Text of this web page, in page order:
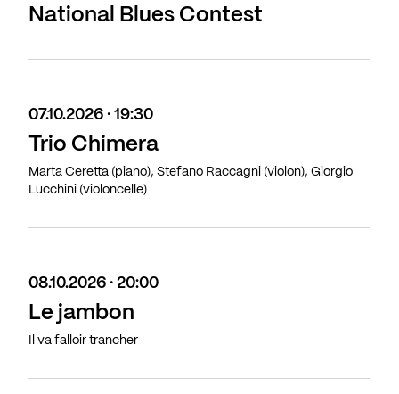
National Blues Contest
07.10.2026 · 19:30
Trio Chimera
Marta Ceretta (piano), Stefano Raccagni (violon), Giorgio
Lucchini (violoncelle)
08.10.2026 · 20:00
Le jambon
Il va falloir trancher